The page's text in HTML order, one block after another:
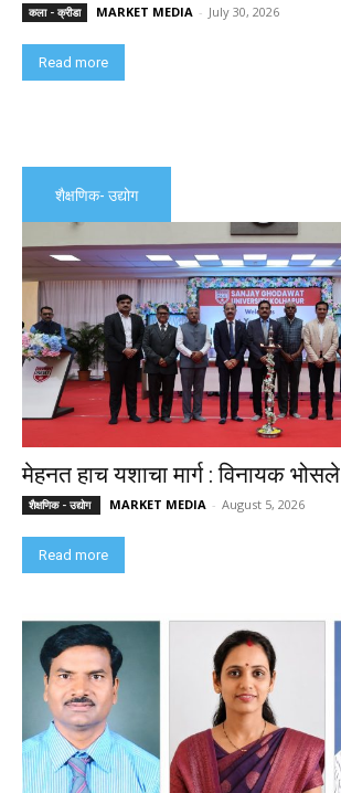
कला - क्रीडा MARKET MEDIA - July 30, 2026
Read more
शैक्षणिक- उद्योग
मेहनत हाच यशाचा मार्ग : विनायक भोसले
शैक्षणिक - उद्योग MARKET MEDIA - August 5, 2026
Read more